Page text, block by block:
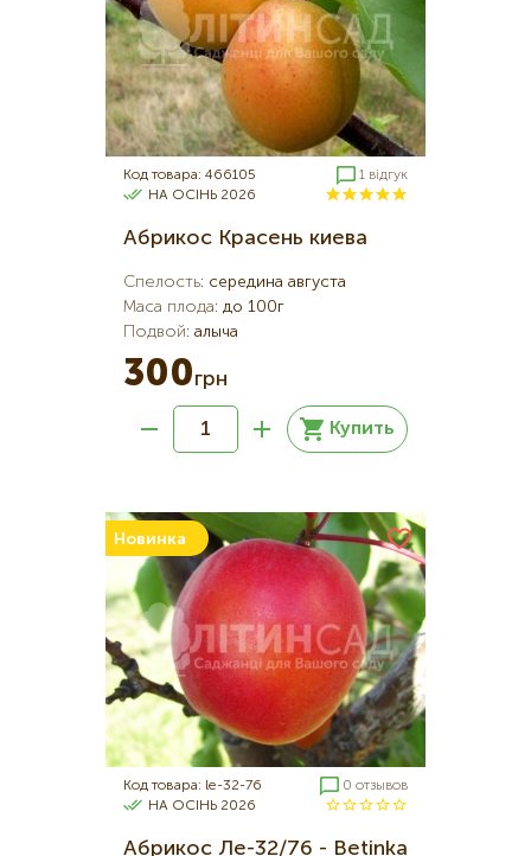
Код товара: 466105
1 відгук
НА ОСІНЬ 2026
Абрикос Красень киева
Спелость: середина августа
Маса плода: до 100г
Подвой: алыча
300грн
Купить
Новинка
Код товара: le-32-76
0 отзывов
НА ОСІНЬ 2026
Абрикос Ле-32/76 - Betinka